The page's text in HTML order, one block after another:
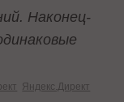
Наконец-
Яндекс.Директ